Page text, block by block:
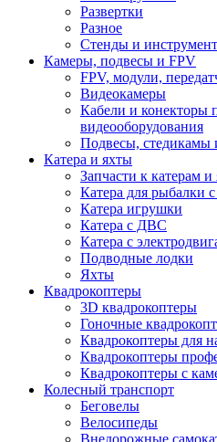
Развертки
Разное
Стенды и
Камеры, подвесы и FPV
FPV, модули,
Видеокамеры
Кабели и конекторы
видеооборудования
Подвесы, стедикамы
Катера и яхты
Запчасти к катерам и
Катера для рыбалки
Катера игрушки
Катера с ДВС
Катера с
Подводные лодки
Яхты
Квадрокоптеры
3D квадрокоптеры
Гоночные
Квадрокоптеры для
Квадрокоптеры
Квадрокоптеры с
Колесный транспорт
Беговелы
Велосипеды
Внедорожные